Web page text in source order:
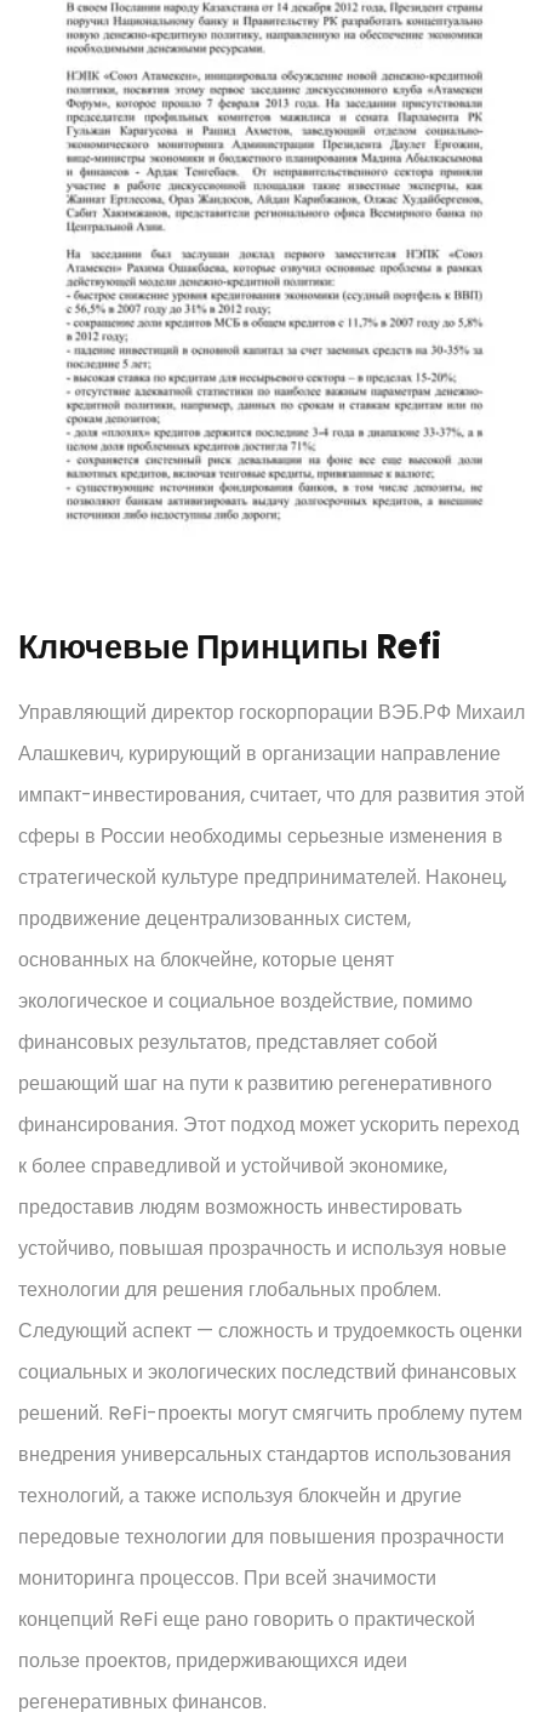
Ключевые Принципы Refi
Управляющий директор госкорпорации ВЭБ.РФ Михаил
Алашкевич, курирующий в организации направление
импакт-инвестирования, считает, что для развития этой
сферы в России необходимы серьезные изменения в
стратегической культуре предпринимателей. Наконец,
продвижение децентрализованных систем,
основанных на блокчейне, которые ценят
экологическое и социальное воздействие, помимо
финансовых результатов, представляет собой
решающий шаг на пути к развитию регенеративного
финансирования. Этот подход может ускорить переход
к более справедливой и устойчивой экономике,
предоставив людям возможность инвестировать
устойчиво, повышая прозрачность и используя новые
технологии для решения глобальных проблем.
Следующий аспект — сложность и трудоемкость оценки
социальных и экологических последствий финансовых
решений. ReFi-проекты могут смягчить проблему путем
внедрения универсальных стандартов использования
технологий, а также используя блокчейн и другие
передовые технологии для повышения прозрачности
мониторинга процессов. При всей значимости
концепций ReFi еще рано говорить о практической
пользе проектов, придерживающихся идеи
регенеративных финансов.